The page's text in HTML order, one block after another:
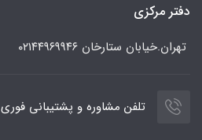
دفتر مرکزی
تهران.خیابان ستارخان ۰۲۱۴۴۹۶۹۹۴۶
تلفن مشاوره و پشتیبانی فوری 09398115530